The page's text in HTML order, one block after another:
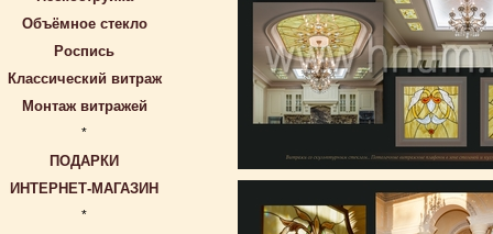
Объёмное стекло
Роспись
Классический витраж
Монтаж витражей
*
ПОДАРКИ
ИНТЕРНЕТ-МАГАЗИН
*